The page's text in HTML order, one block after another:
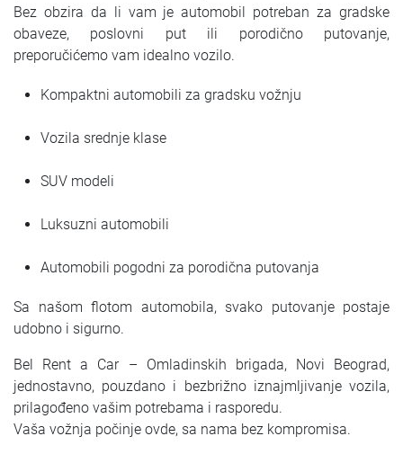
Bez obzira da li vam je automobil potreban za gradske
obaveze, poslovni put ili porodično putovanje,
preporučićemo vam idealno vozilo.
Kompaktni automobili za gradsku vožnju
Vozila srednje klase
SUV modeli
Luksuzni automobili
Automobili pogodni za porodična putovanja
Sa našom flotom automobila, svako putovanje postaje
udobno i sigurno.
Bel Rent a Car – Omladinskih brigada, Novi Beograd,
jednostavno, pouzdano i bezbrižno iznajmljivanje vozila,
prilagođeno vašim potrebama i rasporedu.
Vaša vožnja počinje ovde, sa nama bez kompromisa.